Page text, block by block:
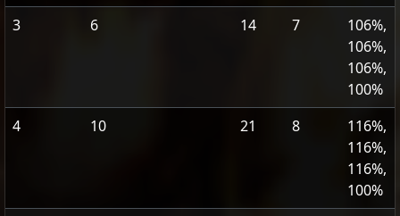
3
6 14 7
106%,
106%,
106%,
100%
4
10 21 8
116%,
116%,
116%,
100%